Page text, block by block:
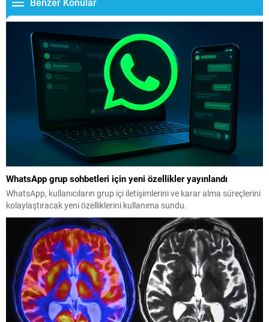
WhatsApp grup sohbetleri için yeni özellikler yayınlandı
WhatsApp, kullanıcıların grup içi iletişimlerini ve karar alma süreçlerini
kolaylaştıracak yeni özelliklerini kullanıma sundu.